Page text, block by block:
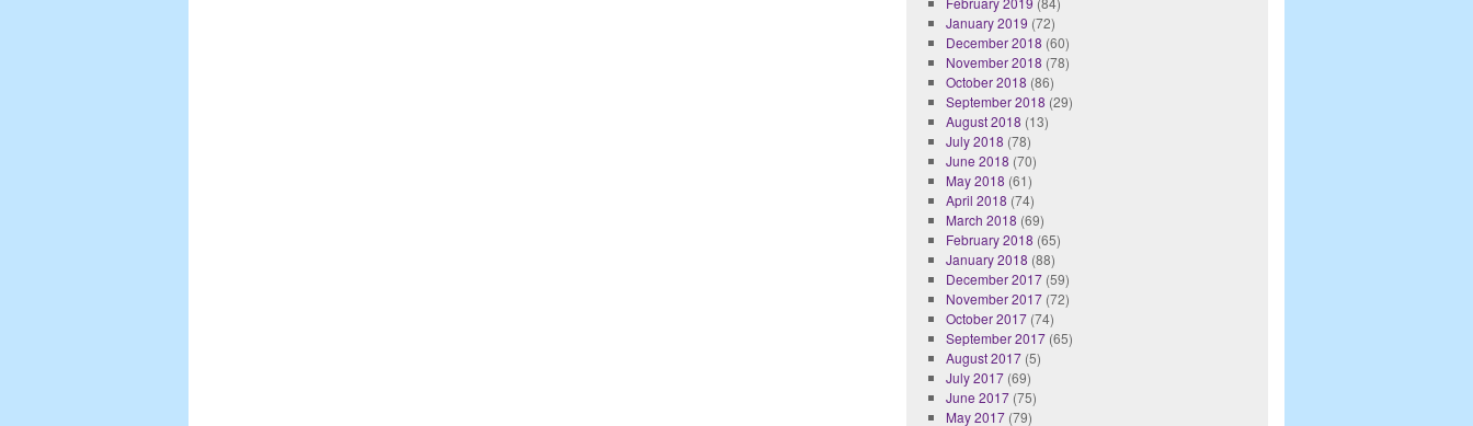
January 2019 (72)
December 2018 (60)
November 2018 (78)
October 2018 (86)
September 2018 (29)
August 2018 (13)
July 2018 (78)
June 2018 (70)
May 2018 (61)
April 2018 (74)
March 2018 (69)
February 2018 (65)
January 2018 (88)
December 2017(59)
November 2017(72)
October 2017(74)
September 2017(65)
August 2017(5)
July 2017(69)
June 2017(75)
May 2017(79)